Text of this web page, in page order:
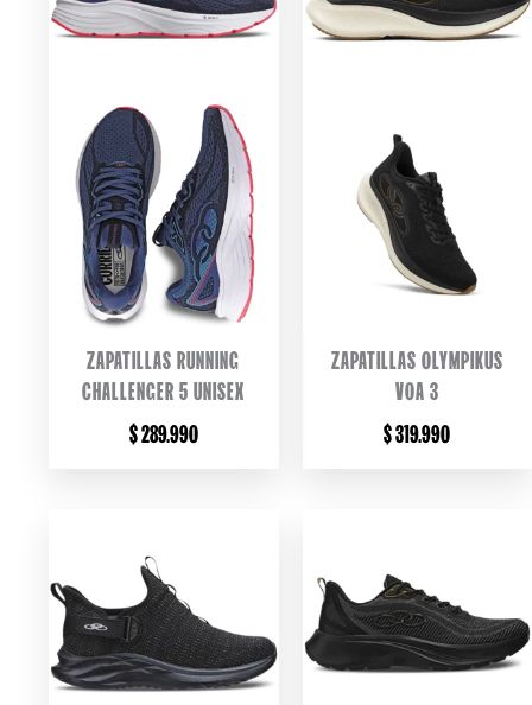
ZAPATILLAS RUNNING
CHALLENGER 5 UNISEX
$289.990
ZAPATILLAS OLYMPIKUS
VOA 3
$319.990